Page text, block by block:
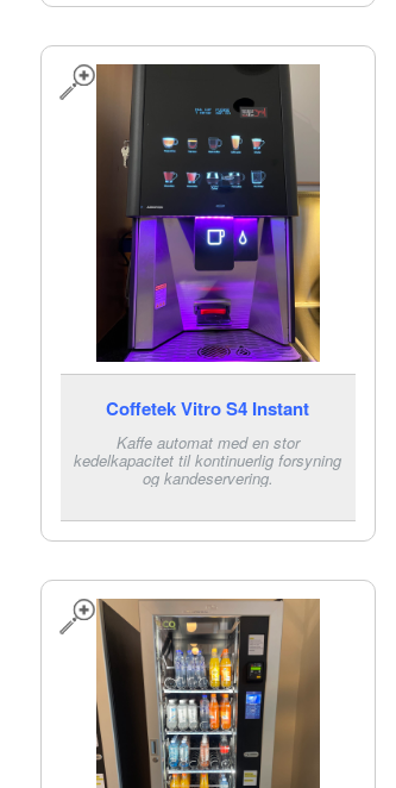
Coffetek Vitro S4 Instant
Kaffe automat med en stor
kedelkapacitet til kontinuerlig forsyning
og kandeservering.